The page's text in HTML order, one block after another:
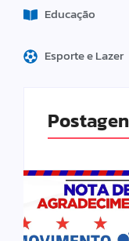
Educação
Esporte e Lazer